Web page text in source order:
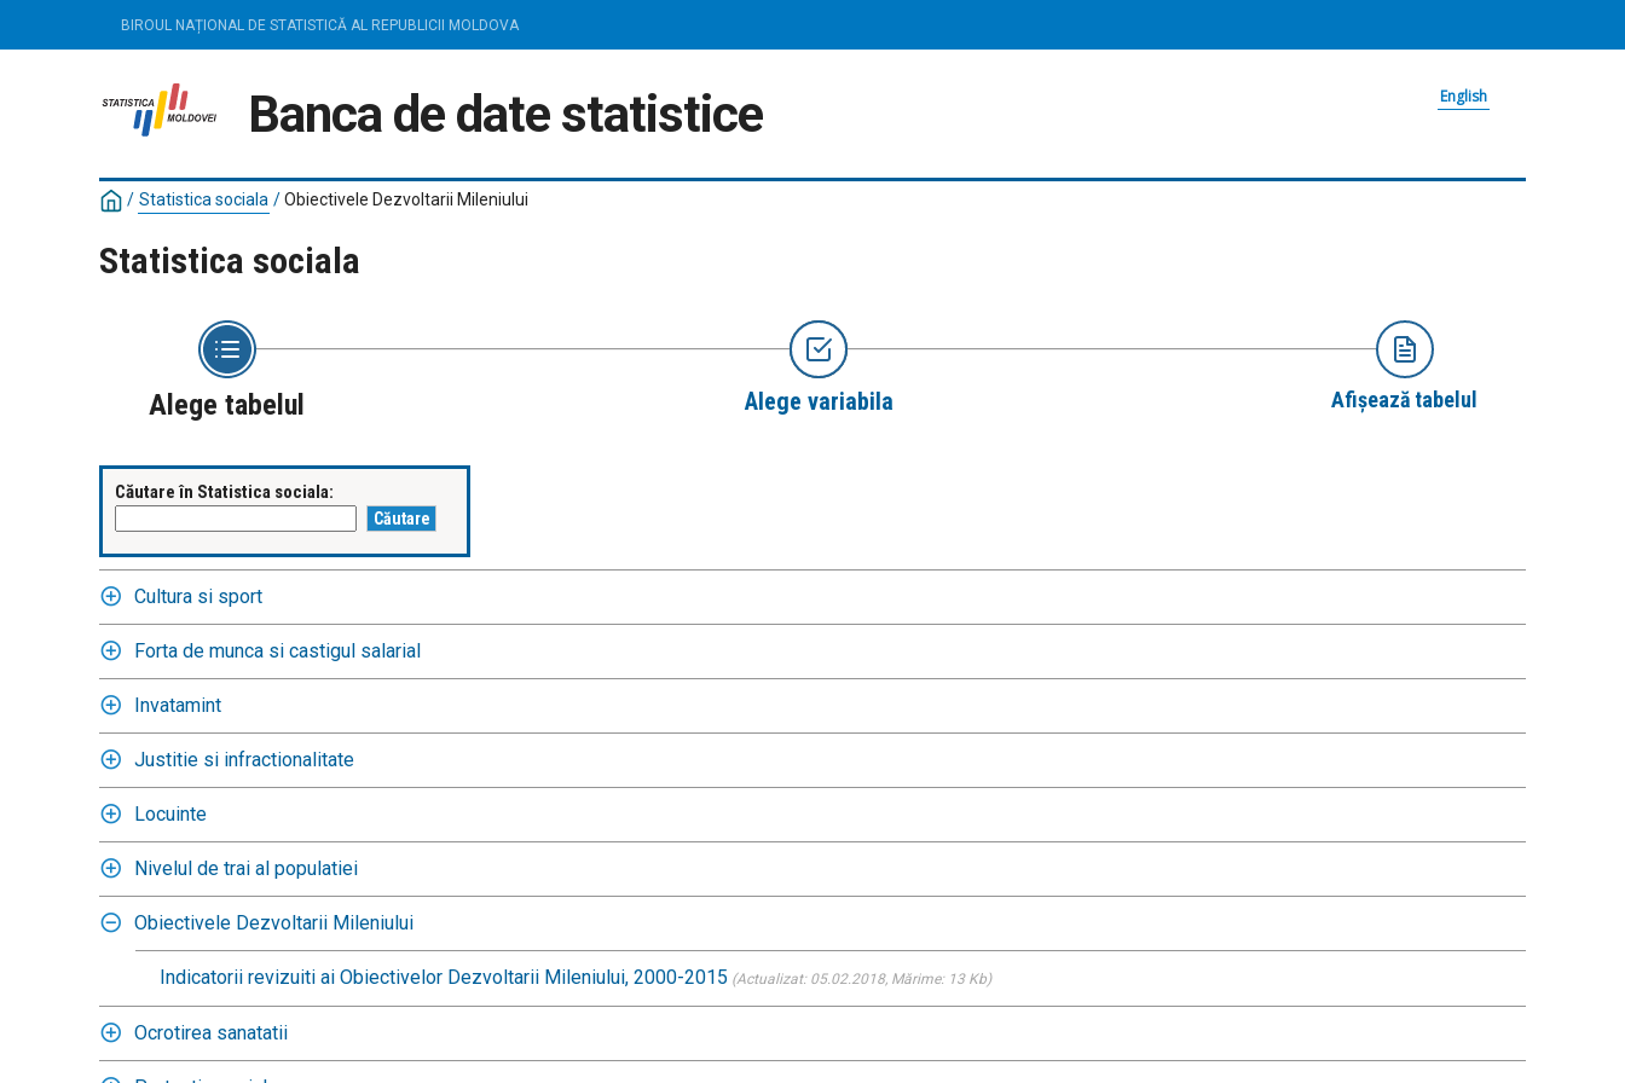
BIROUL NAȚIONAL DE STATISTICĂ AL REPUBLICII MOLDOVA
Banca de date statistice English
/ Statistica sociala /Obiectivele Dezvoltarii Mileniului
Statistica sociala
Alege tabelul Alege variabila Afișează tabelul
Căutare în Statistica sociala:
Cultura si sport
Forta de munca si castigul salarial
Invatamint
Justitie si infractionalitate
Locuinte
Nivelul de trai al populatiei
Obiectivele Dezvoltarii Mileniului
Indicatorii revizuiti ai Obiectivelor Dezvoltarii Mileniului, 2000-2015 (Actualizat: 05.02.2018, Mărime: 13 Kb)
Ocrotirea sanatatii